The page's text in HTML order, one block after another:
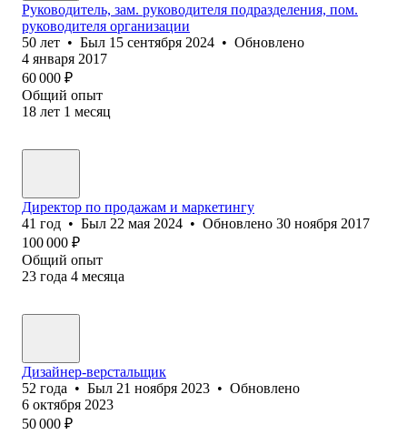
Руководитель, зам. руководителя подразделения, пом.
руководителя организации
50 лет • Был 15 сентября 2024 • Обновлено
4 января 2017
60 000 ₽
Общий опыт
18 лет 1 месяц
Директор по продажам и маркетингу
41 год • Был 22 мая 2024 • Обновлено 30 ноября 2017
100 000 ₽
Общий опыт
23 года 4 месяца
Дизайнер-верстальщик
52 года • Был 21 ноября 2023 • Обновлено
6 октября 2023
50 000 ₽